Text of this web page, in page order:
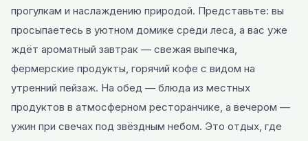
прогулкам и наслаждению природой. Представьте: вы
просыпаетесь в уютном домике среди леса, а вас уже
ждёт ароматный завтрак — свежая выпечка,
фермерские продукты, горячий кофе с видом на
утренний пейзаж. На обед — блюда из местных
продуктов в атмосферном ресторанчике, а вечером —
ужин при свечах под звёздным небом. Это отдых, где